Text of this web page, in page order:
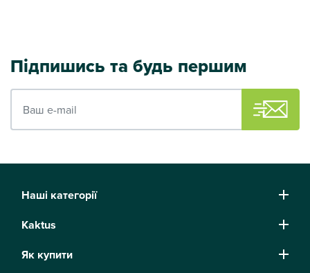
Підпишись та будь першим
Ваш e-mail
Наші категорії
Kaktus
Як купити